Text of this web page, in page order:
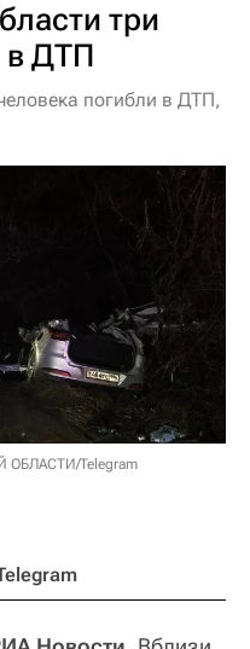
три
в ДТП
погибли в ДТП,
Telegram